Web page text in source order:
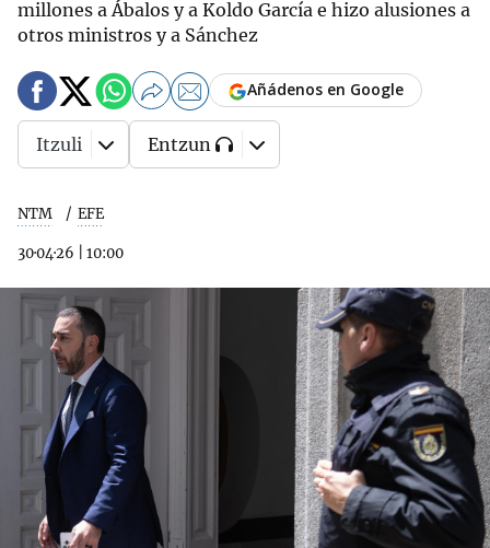
millones a Ábalos y a Koldo García e hizo alusiones a
otros ministros y a Sánchez
NTM EFE
30·04·26 10:00
Añádenos en Google
Itzuli Entzun